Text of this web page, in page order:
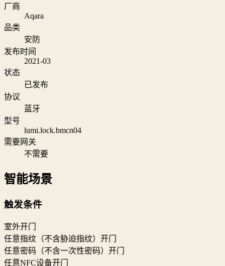
厂商
Aqara
品类
安防
发布时间
2021-03
状态
已发布
协议
蓝牙
型号
lumi.lock.bmcn04
需要网关
不需要
智能场景
触发条件
室外开门
任意指纹（不含胁迫指纹）开门
任意密码（不含一次性密码）开门
任意NFC设备开门